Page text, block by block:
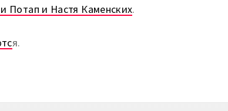
Потап и Настя Каменских.
я.